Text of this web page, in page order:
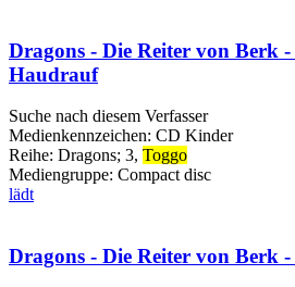
Dragons - Die Reiter von Berk
Haudrauf
Suche nach diesem Verfasser
Medienkennzeichen: CD Kinder
Reihe: Dragons; 3, Toggo
Mediengruppe: Compact disc
lädt
Dragons - Die Reiter von Berk